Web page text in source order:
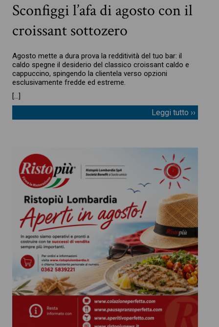
Sconfiggi l’afa di agosto con il
croissant sottozero
Agosto mette a dura prova la redditività del tuo bar: il
caldo spegne il desiderio del classico croissant caldo e
cappuccino, spingendo la clientela verso opzioni
esclusivamente fredde ed estreme.
[…]
Leggi tutto ››